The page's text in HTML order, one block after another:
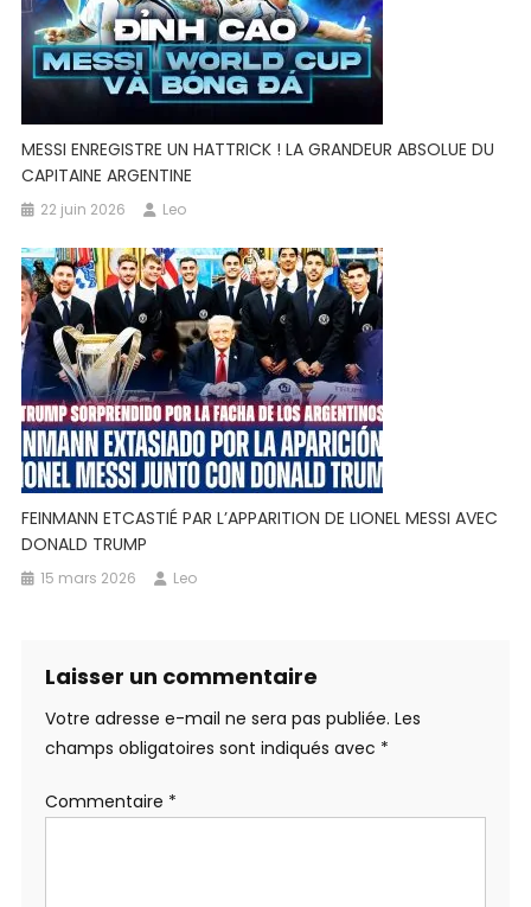
MESSI ENREGISTRE UN HATTRICK ! LA GRANDEUR ABSOLUE DU
CAPITAINE ARGENTINE
22 juin 2026 Leo
FEINMANN ETCASTIÉ PAR L’APPARITION DE LIONEL MESSI AVEC
DONALD TRUMP
15 mars 2026 Leo
Laisser un commentaire
Votre adresse e-mail ne sera pas publiée. Les
champs obligatoires sont indiqués avec *
Commentaire *